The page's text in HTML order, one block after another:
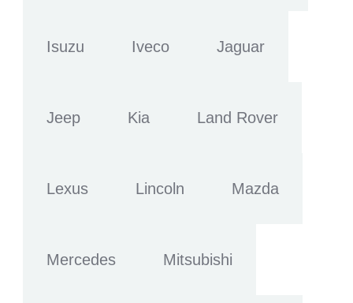
Isuzu Iveco Jaguar
Jeep Kia Land Rover
Lexus Lincoln Mazda
Mercedes Mitsubishi